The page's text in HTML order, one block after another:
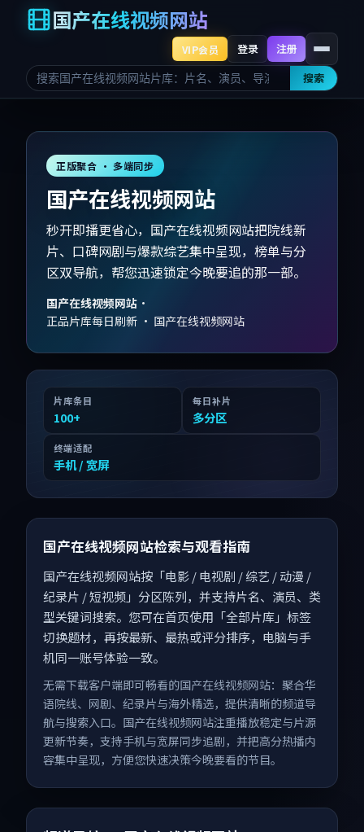
国产在线视频网站
搜索
VIP会员 登录 注册
正版聚合 · 多端同步
国产在线视频网站
秒开即播更省心，国产在线视频网站把院线新
片、口碑网剧与爆款综艺集中呈现，榜单与分
区双导航，帮您迅速锁定今晚要追的那一部。
国产在线视频网站 ·
正品片库每日刷新 · 国产在线视频网站
片库条目
100+
每日补片
多分区
终端适配
手机 / 宽屏
国产在线视频网站检索与观看指南
国产在线视频网站按「电影 / 电视剧 / 综艺 / 动漫 /
纪录片 / 短视频」分区陈列，并支持片名、演员、类
型关键词搜索。您可在首页使用「全部片库」标签
切换题材，再按最新、最热或评分排序，电脑与手
机同一账号体验一致。
无需下载客户端即可畅看的国产在线视频网站：聚合华
语院线、网剧、纪录片与海外精选，提供清晰的频道导
航与搜索入口。国产在线视频网站注重播放稳定与片源
更新节奏，支持手机与宽屏同步追剧，并把高分热播内
容集中呈现，方便您快速决策今晚要看的节目。